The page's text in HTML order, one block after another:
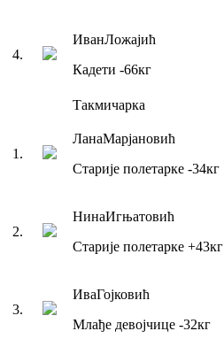
4.
ИванЛожајић
Кадети -66кг
Такмичарка
1 .
ЛанаМарјановић
Старије полетарке -34кг
2.
НинаИгњатовић
Старије полетарке +43кг
3.
ИваГојковић
Млађе девојчице -32кг